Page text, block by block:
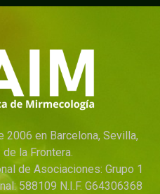
2006 en Barcelona, Sevilla,
la Frontera.
de Asociaciones: Grupo 1
588109 N.I.F. G64306368